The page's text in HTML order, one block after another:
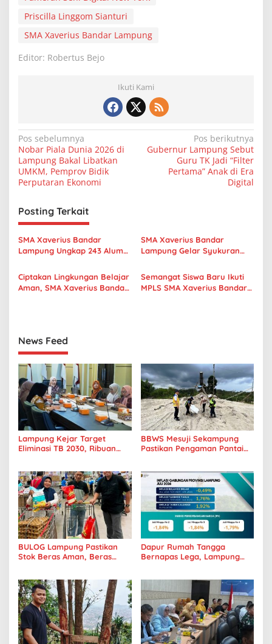
Priscilla Linggom Sianturi
SMA Xaverius Bandar Lampung
Editor: Robertus Bejo
Ikuti Kami
N
a
v
i
g
a
s
i
p
o
Pos sebelumnya
Nobar Piala Dunia 2026 di
Lampung Bakal Libatkan
UMKM, Pemprov Bidik
Perputaran Ekonomi
Pos berikutnya
Gubernur Lampung Sebut
Guru TK Jadi “Filter
Pertama” Anak di Era
Digital
Posting Terkait
SMA Xaverius Bandar
Lampung Ungkap 243 Alumni
Mancanegara
SMA Xaverius Bandar
Lampung Gelar Syukuran
Thadeus Engko, dan
Purnabakti Suhardi
Ciptakan Lingkungan Belajar
Aman, SMA Xaverius Bandar
Semangat Siswa Baru Ikuti
MPLS SMA Xaverius Bandar
News Feed
Lampung Kejar Target
Eliminasi TB 2030, Ribuan
BBWS Mesuji Sekampung
Pastikan Pengaman Pantai
BULOG Lampung Pastikan
Stok Beras Aman, Beras
Dapur Rumah Tangga
Bernapas Lega, Lampung